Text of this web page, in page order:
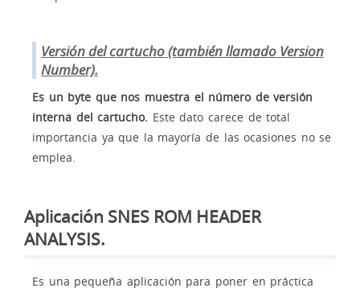
Versión del cartucho (también llamado Version
Number).
Es un byte que nos muestra el número de versión
interna del cartucho. Este dato carece de total
importancia ya que la mayoría de las ocasiones no se
emplea.
Aplicación SNES ROM HEADER
ANALYSIS.
Es una pequeña aplicación para poner en práctica